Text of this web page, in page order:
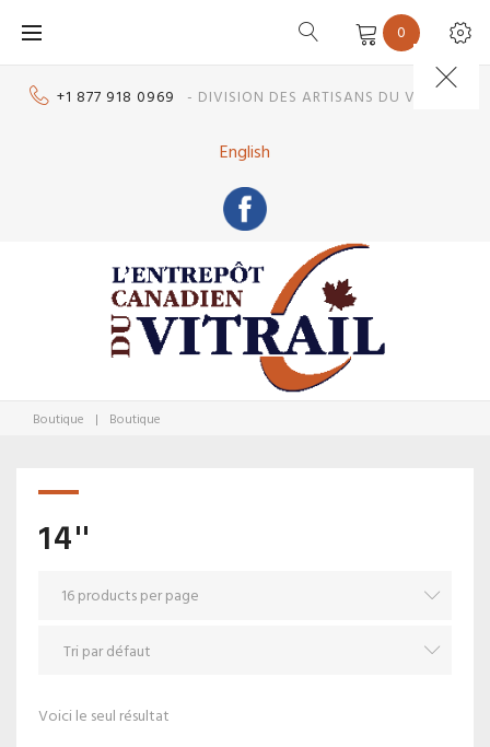
0
+1 877 918 0969 - DIVISION DES ARTISANS DU VITRAIL
English
Boutique | Boutique
14''
Voici le seul résultat